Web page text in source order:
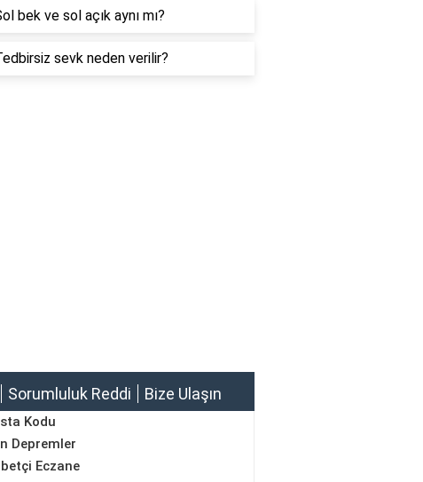
bek ve sol açık aynı mı?
sevk neden verilir?
Sorumluluk Reddi Bize Ulaşın
Kodu
Depremler
Eczane